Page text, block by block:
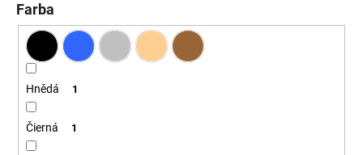
Farba
Hnědá 1
Čierná 1